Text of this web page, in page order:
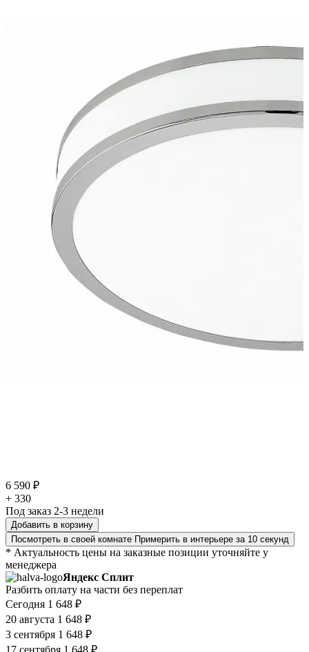
6 590 ₽
+ 330
Под заказ 2-3 недели
Добавить в корзину
Посмотреть в своей комнате Примерить в интерьере за 10 секунд
* Актуальность цены на заказные позиции уточняйте у
менеджера
Яндекс Сплит
Разбить оплату на части без переплат
Сегодня 1 648 ₽
20 августа 1 648 ₽
3 сентября 1 648 ₽